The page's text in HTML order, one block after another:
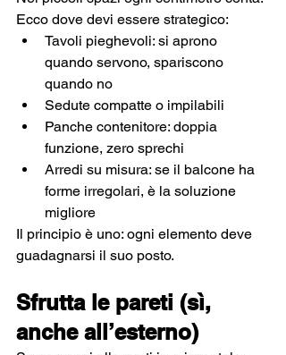
Ecco dove devi essere strategico:
Tavoli pieghevoli: si aprono
quando servono, spariscono
quando no
Sedute compatte o impilabili
Panche contenitore: doppia
funzione, zero sprechi
Arredi su misura: se il balcone ha
forme irregolari, è la soluzione
migliore
Il principio è uno: ogni elemento deve
guadagnarsi il suo posto.
Sfrutta le pareti (sì,
anche all’esterno)